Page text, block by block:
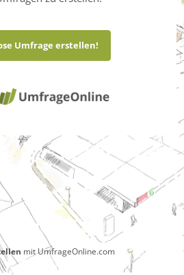
Umfrage erstellen!
mit UmfrageOnline.com